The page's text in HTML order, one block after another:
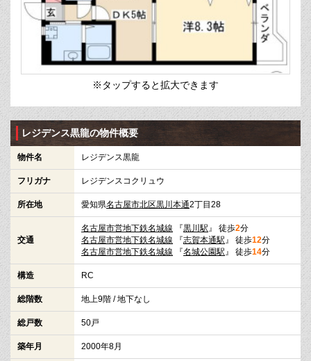
※タップすると拡大できます
レジデンス黒龍の物件概要
物件名 レジデンス黒龍
フリガナ レジデンスコクリュウ
所在地 愛知県名古屋市北区黒川本通2丁目28
交通
名古屋市営地下鉄名城線 『黒川駅 』 徒歩2分
名古屋市営地下鉄名城線 『志賀本通駅 』 徒歩12分
名古屋市営地下鉄名城線 『名城公園駅 』 徒歩14分
構造 RC
総階数 地上9階 / 地下なし
総戸数 50戸
築年月 2000年8月